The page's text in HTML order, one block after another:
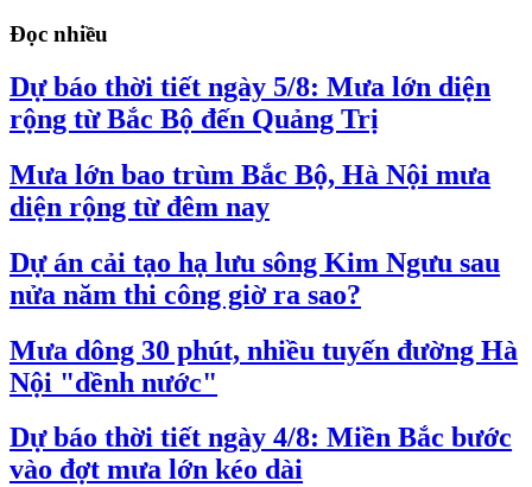
Đọc nhiều
Dự báo thời tiết ngày 5/8: Mưa lớn diện
rộng từ Bắc Bộ đến Quảng Trị
Mưa lớn bao trùm Bắc Bộ, Hà Nội mưa
diện rộng từ đêm nay
Dự án cải tạo hạ lưu sông Kim Ngưu sau
nửa năm thi công giờ ra sao?
Mưa dông 30 phút, nhiều tuyến đường Hà
Nội "dềnh nước"
Dự báo thời tiết ngày 4/8: Miền Bắc bước
vào đợt mưa lớn kéo dài